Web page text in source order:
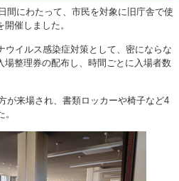
間にわたって、市民を対象に旧庁舎で使
催しました。
ウイルス感染症対策として、密にならな
場整理券の配布し、時間ごとに入場者数
が来場され、書類ロッカーや椅子など4